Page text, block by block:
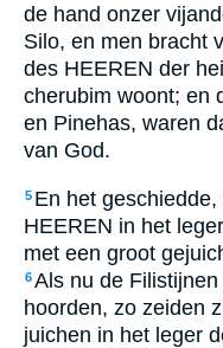
de hand onzer
Silo, en men bracht
des HEEREN der
cherubim woont; en
en Pinehas, waren
van God.
5 En het
HEEREN in het
met een groot
6Als nu de
hoorden, zo zeiden
juichen in het leger